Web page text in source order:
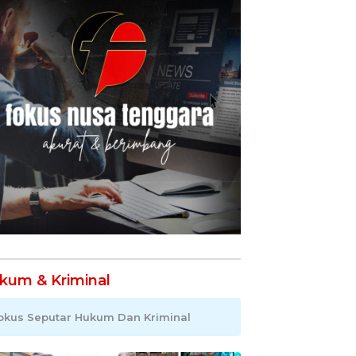
& Kriminal
Seputar Hukum Dan Kriminal